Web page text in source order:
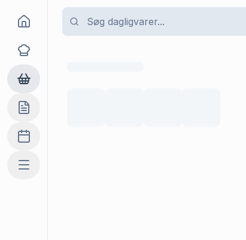
Goma
Opskrifter
Dagligvarer
Indkøbslisten
Madplan
Mere